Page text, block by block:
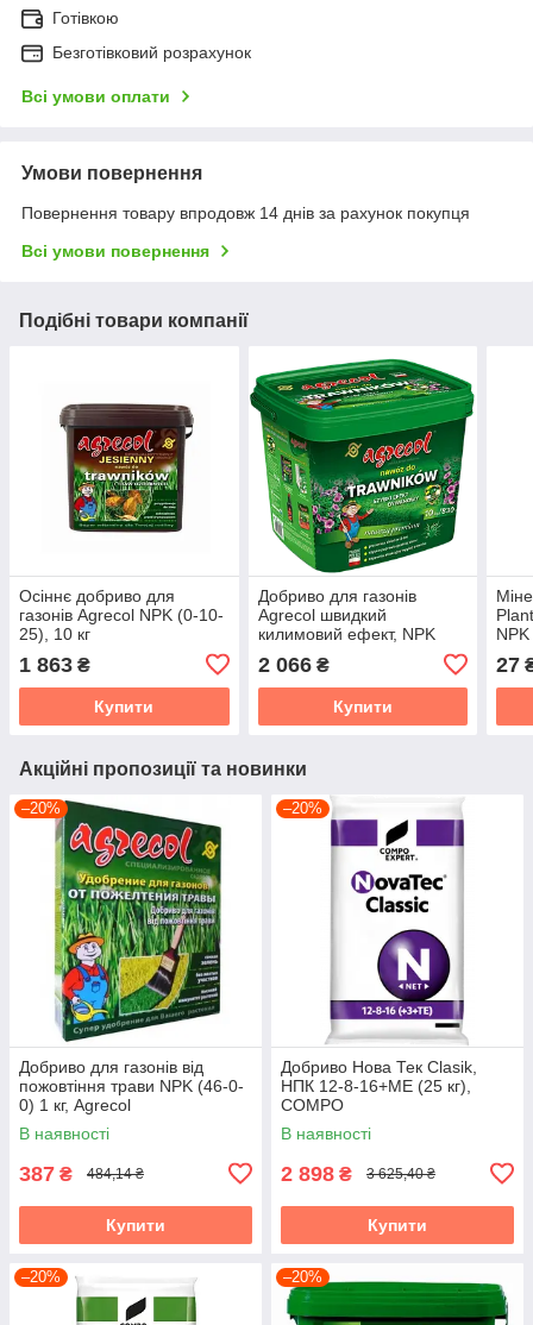
Готівкою
Безготівковий розрахунок
Всі умови оплати
Умови повернення
Повернення товару впродовж 14 днів за рахунок покупця
Всі умови повернення
Подібні товари компанії
Осіннє добриво для
газонів Agrecol NPK (0-10-
25), 10 кг
1 863 ₴
Купити
Добриво для газонів
Agrecol швидкий
килимовий ефект, NPK
2 066₴
Купити
27
Акційні пропозиції та новинки
–20%
Добриво для газонів від
пожовтіння трави NPK (46-0-
0) 1 кг, Agrecol
В наявності
387 ₴ 484,14 ₴
Купити
–20%
Добриво Нова Тек Clasik,
НПК 12-8-16+МЕ (25 кг),
COMPO
В наявності
2 898 ₴ 3 625,40 ₴
Купити
–20% –20%